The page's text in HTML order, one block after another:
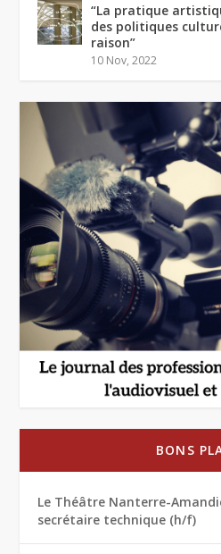
“La pratique
des politiques
raison”
10 Nov, 2022
BONS
Le Théâtre Nanterre-
secrétaire technique (h/f)